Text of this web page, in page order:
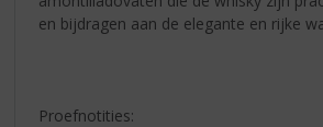
en bijdragen aan de elegante en rijke
Proefnotities: